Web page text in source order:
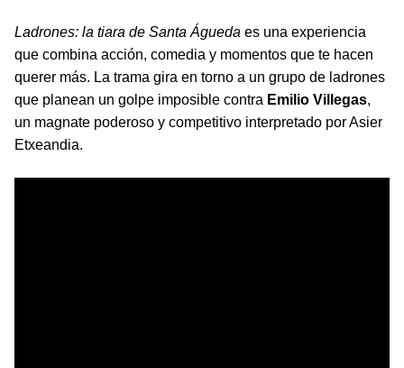
Ladrones: la tiara de Santa Águeda es una experiencia
que combina acción, comedia y momentos que te hacen
querer más. La trama gira en torno a un grupo de ladrones
que planean un golpe imposible contra Emilio Villegas,
un magnate poderoso y competitivo interpretado por Asier
Etxeandia.